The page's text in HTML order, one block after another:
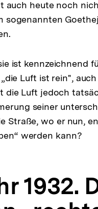
auch heute noch
sogenannten
ist kennzeichnend
Luft ist rein",
die Luft jedoch
seiner
Straße, wo er nun,
werden kann?
1932.